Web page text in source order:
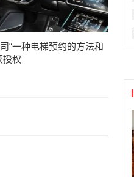
“一种电梯预约的方法和
授权